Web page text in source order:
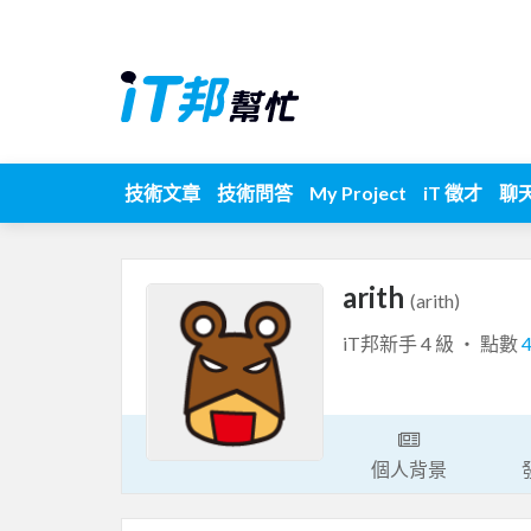
技術文章 技術問答 My Project iT 徵才 聊
arith (arith)
iT邦新手 4 級 ‧ 點數
個人背景